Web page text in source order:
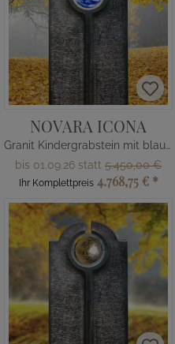
NOVARA ICONA
Granit Kindergrabstein mit blauer Glas Kugel
bis 01.09.26 statt 5.450,00 €
Ihr Komplettpreis 4.768,75 € *